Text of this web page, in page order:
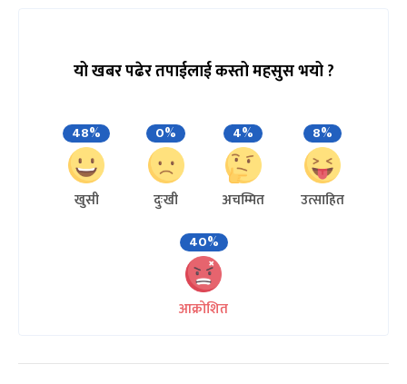
यो खबर पढेर तपाईलाई कस्तो महसुस भयो ?
48%
खुसी
0%
दुःखी
4%
अचम्मित
8%
उत्साहित
40%
आक्रोशित